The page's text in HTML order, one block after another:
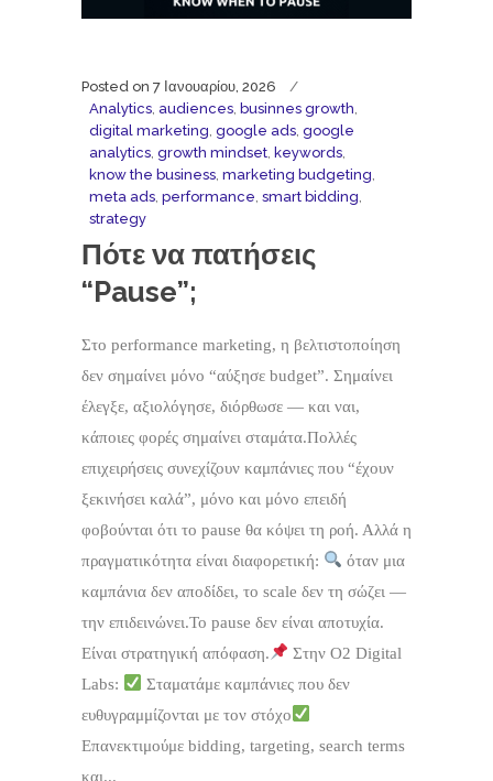
Posted on 7 Ιανουαρίου, 2026
Analytics audiences businnes growth
digital marketing google ads google
analytics growth mindset keywords
know the business marketing budgeting
meta ads performance smart bidding
strategy
Πότε να πατήσεις
“Pause”;
Στο performance marketing, η βελτιστοποίηση
δεν σημαίνει μόνο “αύξησε budget”. Σημαίνει
έλεγξε, αξιολόγησε, διόρθωσε — και ναι,
κάποιες φορές σημαίνει σταμάτα.Πολλές
επιχειρήσεις συνεχίζουν καμπάνιες που “έχουν
ξεκινήσει καλά”, μόνο και μόνο επειδή
φοβούνται ότι το pause θα κόψει τη ροή. Αλλά η
πραγματικότητα είναι διαφορετική:
όταν μια
καμπάνια δεν αποδίδει, το scale δεν τη σώζει —
την επιδεινώνει.Το pause δεν είναι αποτυχία.
Είναι στρατηγική απόφαση.
Στην O2 Digital
Labs:
Σταματάμε καμπάνιες που δεν
ευθυγραμμίζονται με τον στόχο
Επανεκτιμούμε bidding, targeting, search terms
και...